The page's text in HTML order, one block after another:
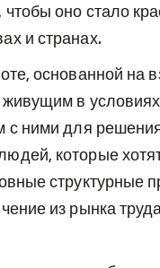
оно стало
и странах.
основанной на
в
с ними для
которые
структурные
из рынка